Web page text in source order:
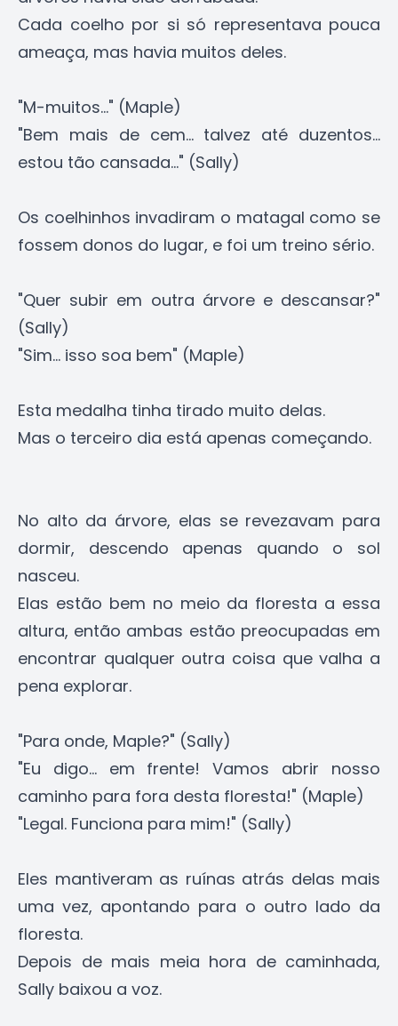
Cada coelho por si só representava pouca
ameaça, mas havia muitos deles.
"M-muitos..." (Maple)
"Bem mais de cem... talvez até duzentos...
estou tão cansada..." (Sally)
Os coelhinhos invadiram o matagal como se
fossem donos do lugar, e foi um treino sério.
"Quer subir em outra árvore e descansar?"
(Sally)
"Sim... isso soa bem" (Maple)
Esta medalha tinha tirado muito delas.
Mas o terceiro dia está apenas começando.
No alto da árvore, elas se revezavam para
dormir, descendo apenas quando o sol
nasceu.
Elas estão bem no meio da floresta a essa
altura, então ambas estão preocupadas em
encontrar qualquer outra coisa que valha a
pena explorar.
"Para onde, Maple?" (Sally)
"Eu digo... em frente! Vamos abrir nosso
caminho para fora desta floresta!" (Maple)
"Legal. Funciona para mim!" (Sally)
Eles mantiveram as ruínas atrás delas mais
uma vez, apontando para o outro lado da
floresta.
Depois de mais meia hora de caminhada,
Sally baixou a voz.